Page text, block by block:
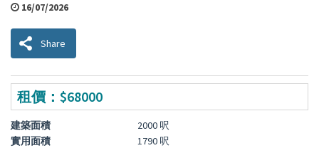
16/07/2026
Share
租價：$68000
建築面積
2000 呎
實用面積
1790 呎